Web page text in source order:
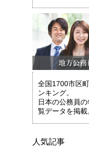
全国1700市区
ンキング。
日本の公務員
覧データを掲載
人気記事